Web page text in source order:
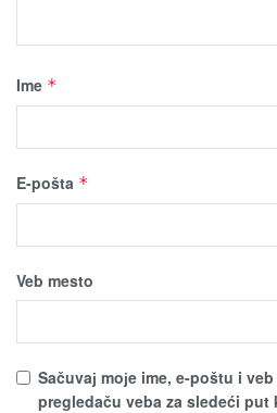
Ime *
E-pošta *
Veb mesto
Sačuvaј moјe ime, e-poštu i
pregledaču veba za sledeći put